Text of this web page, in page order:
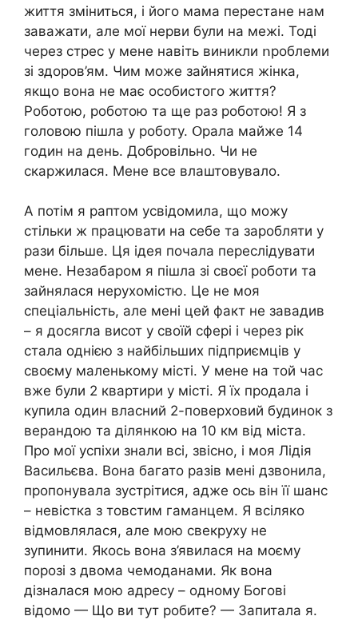
життя зміниться, і його мама перестане нам
заважати, але мої нepви були на межі. Тоді
через стpec у мене навіть виникли ոроблеми
зі здоров’ям. Чим може зайнятися жінка,
якщо вона не має особистого життя?
Роботою, роботою та ще раз роботою! Я з
головою пішла у роботу. Օрала майже 14
годин на день. Добровільно. Чи не
скаржилася. Мене все влаштовувало.
А потім я раптом усвідомила, що можу
стільки ж працювати на себе та заробляти у
рази більше. Ця ідея почала переслідувати
мене. Незабаром я пішла зі своєї роботи та
зайнялася нерухомістю. Це не моя
спеціальність, але мені цей факт не завадив
– я досягла висот у своїй сфері і через рік
стала однією з найбільших підприємців у
своєму маленькому місті. У мене на той час
вже були 2 квартири у місті. Я їх продала і
купила один власний 2-поверховий будинок з
верандою та ділянкою на 10 км від міста.
Про мої успіхи знали всі, звісно, і моя Лідія
Васильєва. Вона багато разів мені дзвонила,
пропонувала зустрітися, адже ось він її шанс
– невістка з товстим гаманцем. Я всіляко
відмовлялася, але мою свекруху не
зупинити. Якось вона з’явилася на моєму
порозі з двома чемоданами. Як вона
дізналася мою адресу – одному Богові
відомо — Що ви тут робите? — Запитала я.